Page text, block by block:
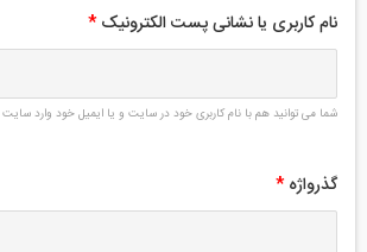
نام کاربری یا نشانی پست الکترونیک *
شما می توانید هم با نام کاربری خود در سایت و یا ایمیل خود وارد
گذرواژه *